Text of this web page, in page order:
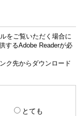
をご覧いただく場合に
するAdobe Readerが必
ク先からダウンロード
とても